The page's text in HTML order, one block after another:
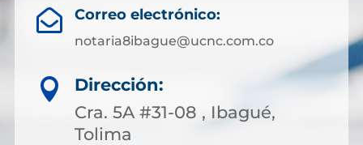
 Correo electrónico:
notaria8ibague@ucnc.com.co

Dirección:
Cra. 5A #31-08 , Ibagué,
Tolima